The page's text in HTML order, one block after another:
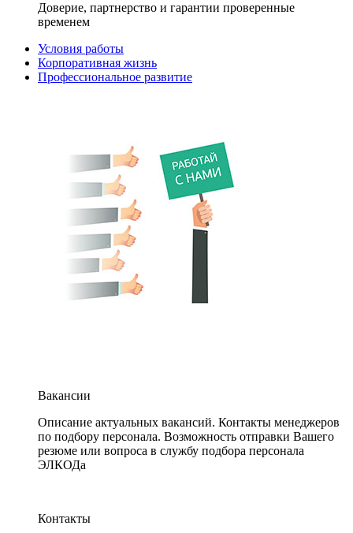
Доверие, партнерство и гарантии проверенные
временем
Условия работы
Корпоративная жизнь
Профессиональное развитие
Вакансии
Описание актуальных вакансий. Контакты менеджеров
по подбору персонала. Возможность отправки Вашего
резюме или вопроса в службу подбора персонала
ЭЛКОДа
Контакты